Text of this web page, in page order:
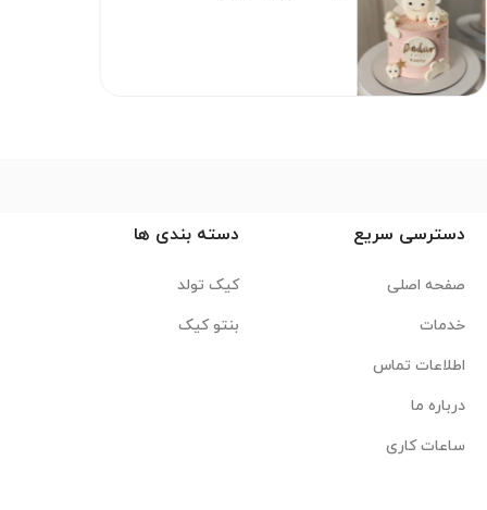
دسترسی سریع
صفحه اصلی
خدمات
اطلاعات تماس
درباره ما
ساعات کاری
دسته بندی ها
کیک تولد
بنتو کیک